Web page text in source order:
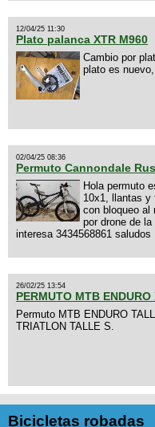
12/04/25 11:30
Plato palanca XTR M960
Cambio por
plato es
02/04/25 08:36
Permuto Cannondale
Hola permuto
10x1, llantas y
con bloqueo al
por drone de
interesa 3434568861 saludos
26/02/25 13:54
PERMUTO MTB
Permuto MTB ENDURO
TRIATLON TALLE S.
Bicicletas robadas